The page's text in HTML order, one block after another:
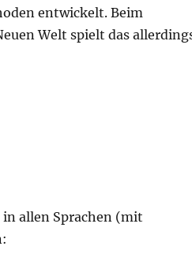
entwickelt. Beim
Welt spielt das
in allen Sprachen (mit